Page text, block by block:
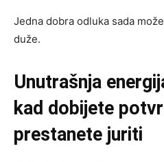
Jedna dobra odluka sada
duže.
Unutrašnja
kad dobijete
prestanete juriti